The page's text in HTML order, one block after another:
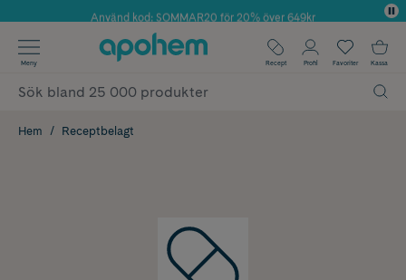
Använd kod: SOMMAR20 för 20% över 649kr
✓ Fri frakt
✓ Poäng på alla köp*
Meny Recept Profil Favoriter Kassa
Hem Receptbelagt